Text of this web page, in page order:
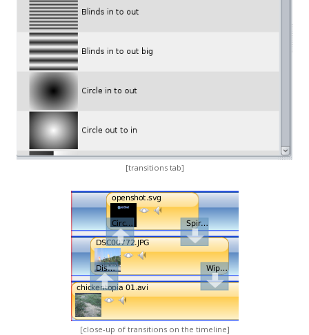
[transitions tab]
[close-up of transitions on the timeline]